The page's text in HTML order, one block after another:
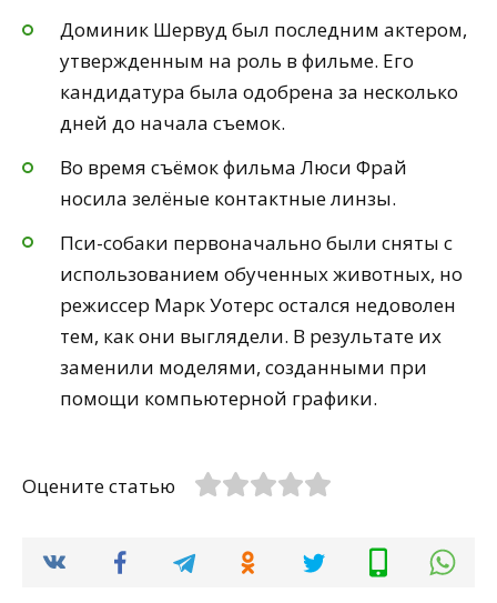
Доминик Шервуд был последним актером,
утвержденным на роль в фильме. Его
кандидатура была одобрена за несколько
дней до начала съемок.
Во время съёмок фильма Люси Фрай
носила зелёные контактные линзы.
Пси-собаки первоначально были сняты с
использованием обученных животных, но
режиссер Марк Уотерс остался недоволен
тем, как они выглядели. В результате их
заменили моделями, созданными при
помощи компьютерной графики.
Оцените статью